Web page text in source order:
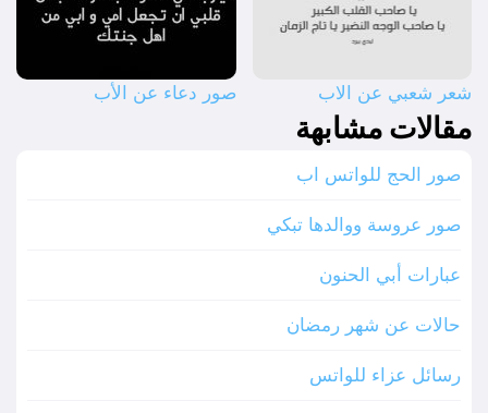
شعر شعبي عن الاب صور دعاء عن الأب
مقالات مشابهة
صور الحج للواتس اب
صور عروسة ووالدها تبكي
عبارات أبي الحنون
حالات عن شهر رمضان
رسائل عزاء للواتس